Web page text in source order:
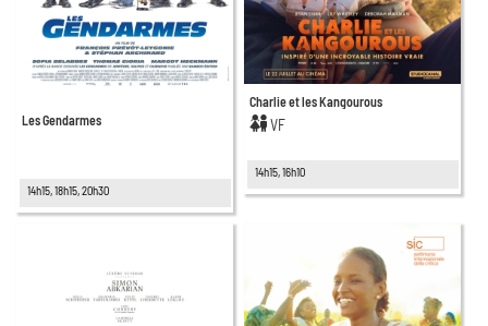
Les Gendarmes
14h15, 18h15, 20h30
Charlie et les Kangourous
VF
14h15, 16h10